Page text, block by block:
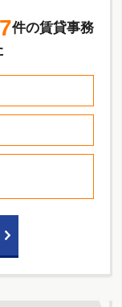
件の賃貸事務